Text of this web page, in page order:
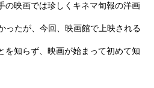
の映画では珍しくキネマ旬報の洋画
ったが、今回、映画館で上映される
を知らず、映画が始まって初めて知